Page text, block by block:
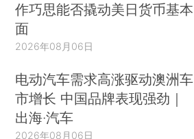
作巧思能否撬动美日货币基本
面
2026年08月06日
电动汽车需求高涨驱动澳洲车
市增长 中国品牌表现强劲｜
出海·汽车
2026年08月06日